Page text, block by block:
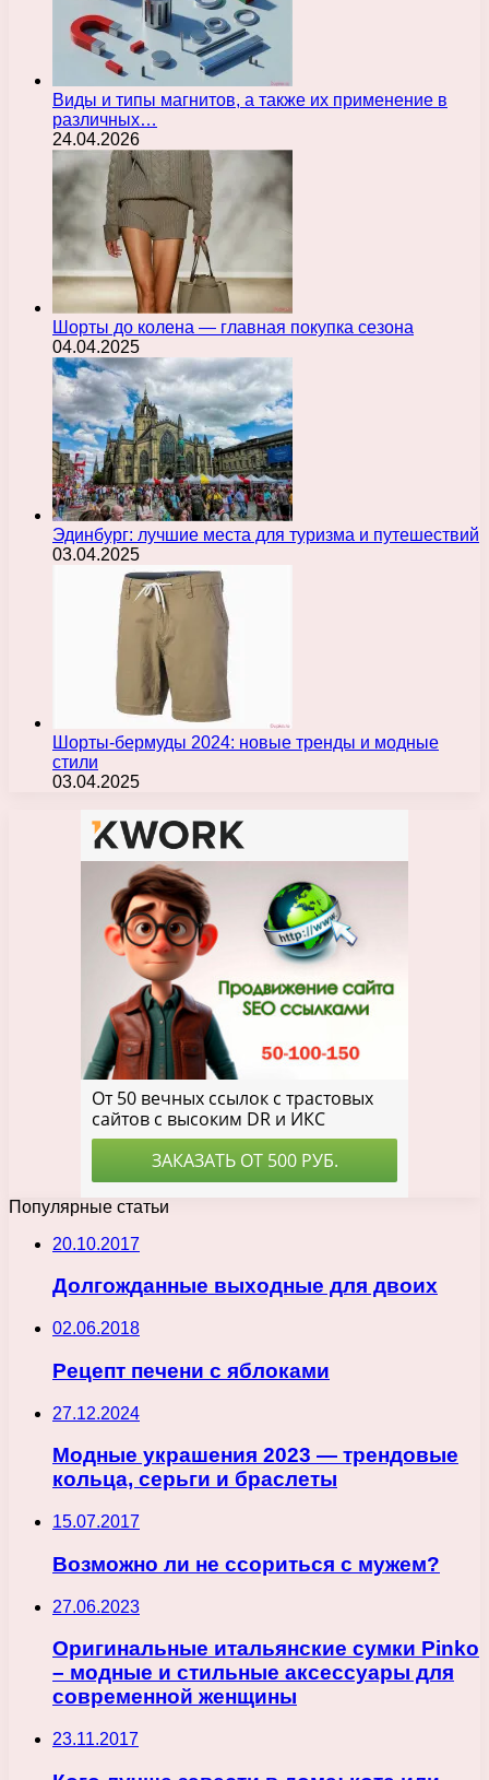
Виды и типы магнитов, а также их применение в
различных…
24.04.2026
Шорты до колена — главная покупка сезона
04.04.2025
Эдинбург: лучшие места для туризма и путешествий
03.04.2025
Шорты-бермуды 2024: новые тренды и модные
стили
03.04.2025
Популярные статьи
20.10.2017
Долгожданные выходные для двоих
02.06.2018
Рецепт печени с яблоками
27.12.2024
Модные украшения 2023 — трендовые
кольца, серьги и браслеты
15.07.2017
Возможно ли не ссориться с мужем?
27.06.2023
Оригинальные итальянские сумки Pinko
– модные и стильные аксессуары для
современной женщины
23.11.2017